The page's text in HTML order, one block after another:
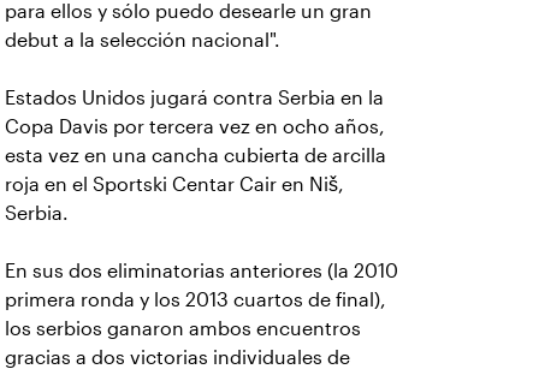
para ellos y sólo puedo desearle un gran
debut a la selección nacional".
Estados Unidos jugará contra Serbia en la
Copa Davis por tercera vez en ocho años,
esta vez en una cancha cubierta de arcilla
roja en el Sportski Centar Cair en Niš,
Serbia.
En sus dos eliminatorias anteriores (la 2010
primera ronda y los 2013 cuartos de final),
los serbios ganaron ambos encuentros
gracias a dos victorias individuales de